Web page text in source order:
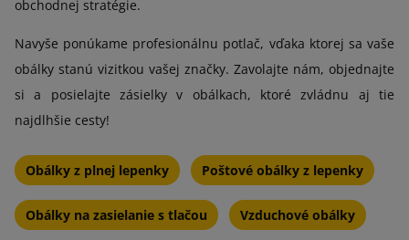
obchodnej stratégie.
Navyše ponúkame profesionálnu potlač, vďaka ktorej sa vaše
obálky stanú vizitkou vašej značky. Zavolajte nám, objednajte
si a posielajte zásielky v obálkach, ktoré zvládnu aj tie
najdlhšie cesty!
Obálky z plnej lepenky Poštové obálky z lepenky
Obálky na zasielanie s tlačou Vzduchové obálky